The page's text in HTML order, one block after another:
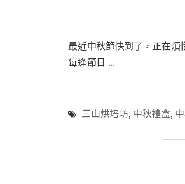
最近中秋節快到了，正在
每逢節日 …
三山烘培坊, 中秋禮盒,